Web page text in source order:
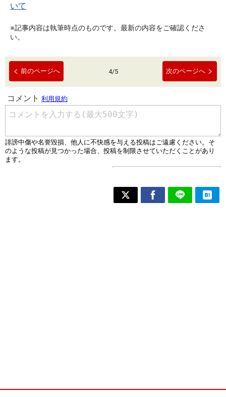
いて
※記事内容は執筆時点のものです。最新の内容をご確認くださ
い。
前のページへ 4/5 次のページへ